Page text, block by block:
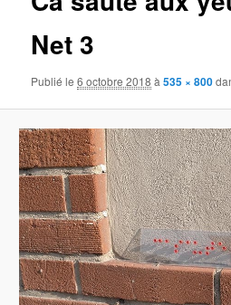
Net 3
Publié le6 octobre 2018 à535 × 800